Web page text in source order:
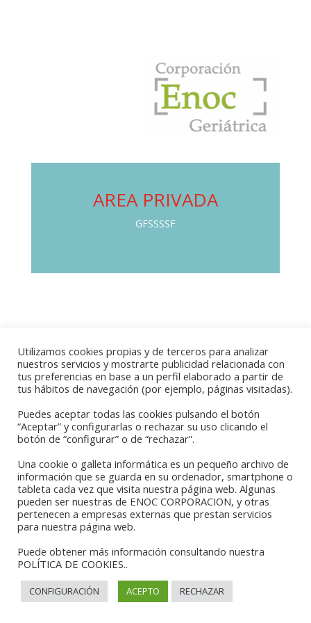
AREA PRIVADA
GFSSSSF
[customer-area-dashboard /]
SDFDS
Utilizamos cookies propias y de terceros para analizar
nuestros servicios y mostrarte publicidad relacionada con
tus preferencias en base a un perfil elaborado a partir de
tus hábitos de navegación (por ejemplo, páginas visitadas).
Puedes aceptar todas las cookies pulsando el botón
“Aceptar” y configurarlas o rechazar su uso clicando el
botón de “configurar” o de “rechazar”.
Una cookie o galleta informática es un pequeño archivo de
información que se guarda en su ordenador, smartphone o
tableta cada vez que visita nuestra página web. Algunas
pueden ser nuestras de ENOC CORPORACION, y otras
pertenecen a empresas externas que prestan servicios
para nuestra página web.
Puede obtener más información consultando nuestra
POLÍTICA DE COOKIES..
CONFIGURACIÓN ACEPTO RECHAZAR